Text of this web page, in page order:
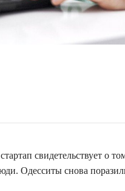
свидетельствует о
Одесситы снова